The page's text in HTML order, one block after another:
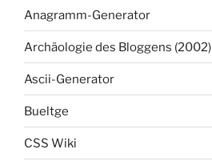
Anagramm-Generator
Archäologie des Bloggens (2002)
Ascii-Generator
Bueltge
CSS Wiki